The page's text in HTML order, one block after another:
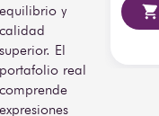
y
El
real